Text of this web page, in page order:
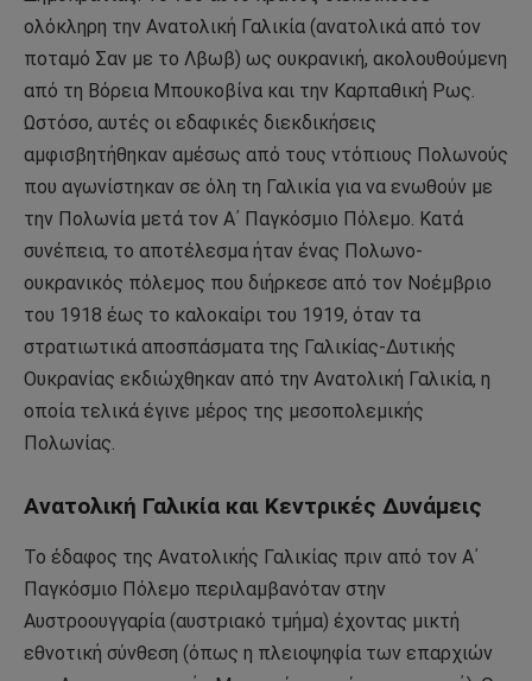
ολόκληρη την Ανατολική Γαλικία (ανατολικά από τον
ποταμό Σαν με το Λβωβ) ως ουκρανική, ακολουθούμενη
από τη Βόρεια Μπουκοβίνα και την Καρπαθική Ρως.
Ωστόσο, αυτές οι εδαφικές διεκδικήσεις
αμφισβητήθηκαν αμέσως από τους ντόπιους Πολωνούς
που αγωνίστηκαν σε όλη τη Γαλικία για να ενωθούν με
την Πολωνία μετά τον Α΄ Παγκόσμιο Πόλεμο. Κατά
συνέπεια, το αποτέλεσμα ήταν ένας Πολωνο-
ουκρανικός πόλεμος που διήρκεσε από τον Νοέμβριο
του 1918 έως το καλοκαίρι του 1919, όταν τα
στρατιωτικά αποσπάσματα της Γαλικίας-Δυτικής
Ουκρανίας εκδιώχθηκαν από την Ανατολική Γαλικία, η
οποία τελικά έγινε μέρος της μεσοπολεμικής
Πολωνίας.
Ανατολική Γαλικία και Κεντρικές Δυνάμεις
Το έδαφος της Ανατολικής Γαλικίας πριν από τον Α΄
Παγκόσμιο Πόλεμο περιλαμβανόταν στην
Αυστροουγγαρία (αυστριακό τμήμα) έχοντας μικτή
εθνοτική σύνθεση (όπως η πλειοψηφία των επαρχιών